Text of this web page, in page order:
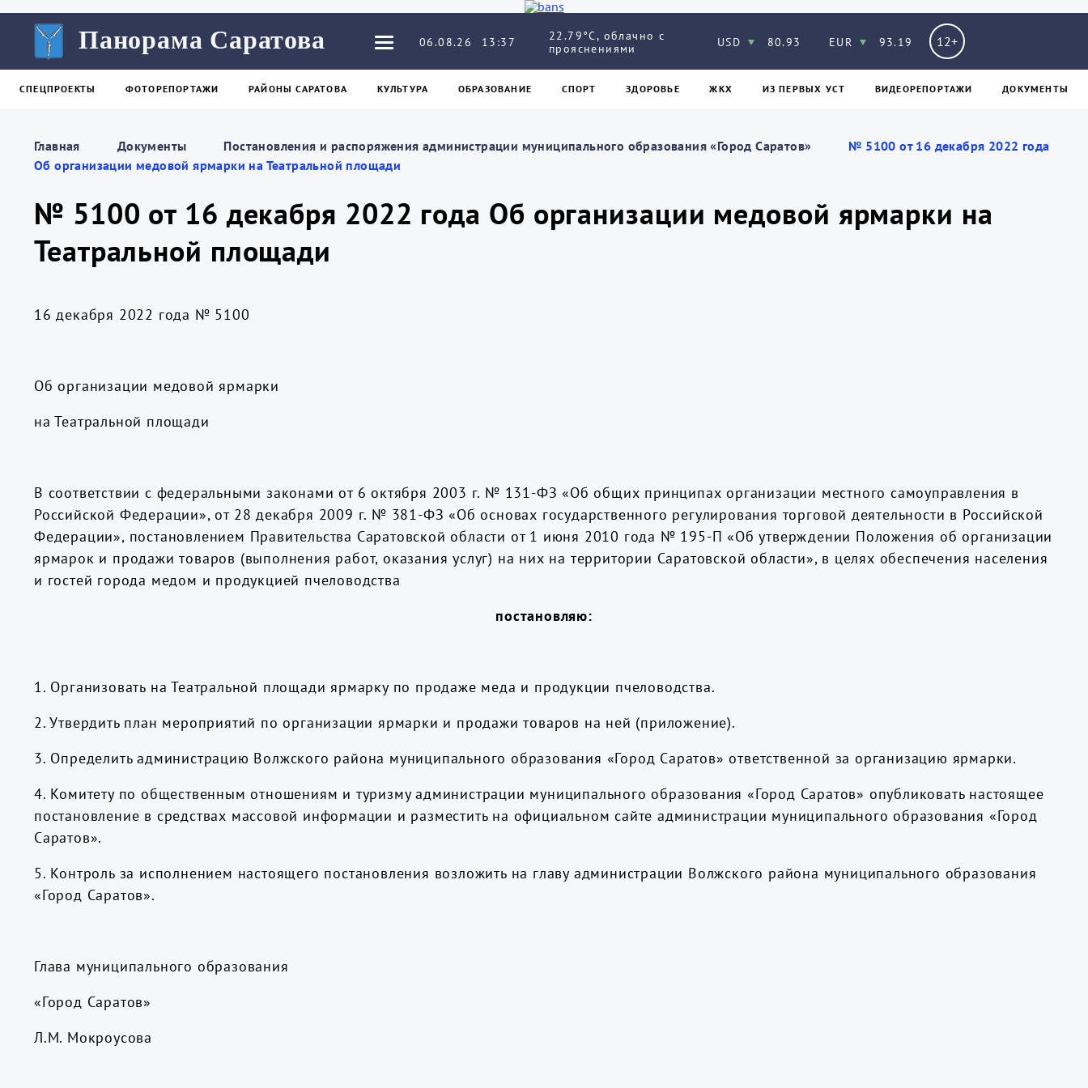
Панорама Саратова 06.08.26 13:37
22.79°C, облачно с
прояснениями
USD 80.93 EUR 93.19 12+
СПЕЦПРОЕКТЫ ФОТОРЕПОРТАЖИ РАЙОНЫ САРАТОВА КУЛЬТУРА ОБРАЗОВАНИЕ СПОРТ ЗДОРОВЬЕ ЖКХ ИЗ ПЕPВЫХ УСТ ВИДЕОРЕПОРТАЖИ ДОКУМЕНТЫ
Главная Документы Постановления и распоряжения администрации муниципального образования «Город Саратов»
№ 5100 от 16 декабря 2022 года
Об организации медовой ярмарки на Театральной площади
№ 5100 от 16 декабря 2022 года Об организации медовой ярмарки на
Театральной площади
16 декабря 2022 года № 5100
Об организации медовой ярмарки
на Театральной площади
В соответствии с федеральными законами от 6 октября 2003 г. № 131-ФЗ «Об общих принципах организации местного самоуправления в
Российской Федерации», от 28 декабря 2009 г. № 381-ФЗ «Об основах государственного регулирования торговой деятельности в Российской
Федерации», постановлением Правительства Саратовской области от 1 июня 2010 года № 195-П «Об утверждении Положения об организации
ярмарок и продажи товаров (выполнения работ, оказания услуг) на них на территории Саратовской области», в целях обеспечения населения
и гостей города медом и продукцией пчеловодства
постановляю:
1. Организовать на Театральной площади ярмарку по продаже меда и продукции пчеловодства.
2. Утвердить план мероприятий по организации ярмарки и продажи товаров на ней (приложение).
3. Определить администрацию Волжского района муниципального образования «Город Саратов» ответственной за организацию ярмарки.
4. Комитету по общественным отношениям и туризму администрации муниципального образования «Город Саратов» опубликовать настоящее
постановление в средствах массовой информации и разместить на официальном сайте администрации муниципального образования «Город
Саратов».
5. Контроль за исполнением настоящего постановления возложить на главу администрации Волжского района муниципального образования
«Город Саратов».
Глава муниципального образования
«Город Саратов»
Л.М. Мокроусова